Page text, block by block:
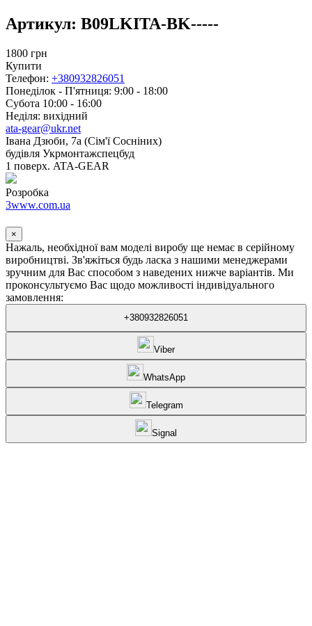
Артикул: B09LKITA-BK-----
1800 грн
Купити
Телефон: +380932826051
Понеділок - П'ятниця: 9:00 - 18:00
Субота 10:00 - 16:00
Неділя: вихідний
ata-gear@ukr.net
Івана Дзюби, 7а (Сім'ї Сосніних)
будівля Укрмонтажспецбуд
1 поверх. ATA-GEAR
Розробка
3www.com.ua
×
Нажаль, необхідної вам моделі виробу ще немає в серійному
виробництві. Зв'яжіться будь ласка з нашими менеджерами
зручним для Вас способом з наведених нижче варіантів. Ми
проконсультуємо Вас щодо можливості індивідуального
замовлення:
+380932826051
Viber
WhatsApp
Telegram
Signal